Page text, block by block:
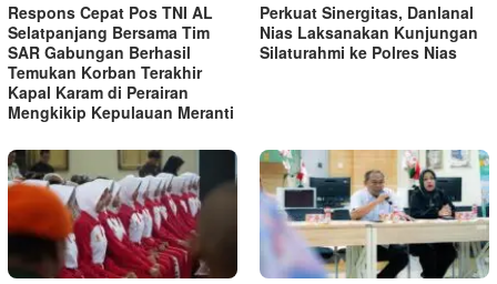
Respons Cepat Pos TNI AL
Selatpanjang Bersama Tim
SAR Gabungan Berhasil
Temukan Korban Terakhir
Kapal Karam di Perairan
Mengkikip Kepulauan Meranti
Perkuat Sinergitas, Danlanal
Nias Laksanakan Kunjungan
Silaturahmi ke Polres Nias